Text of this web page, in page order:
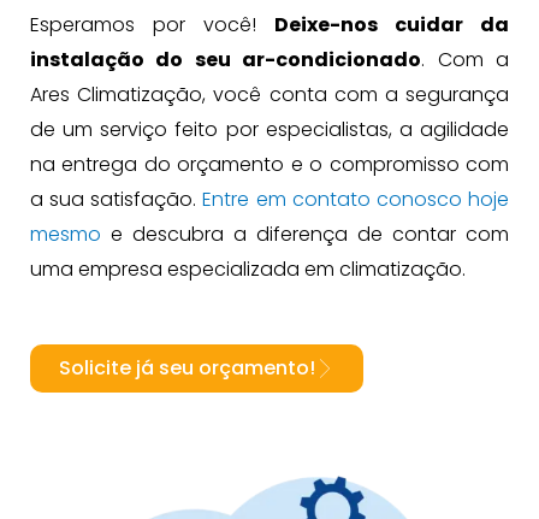
Esperamos por você! Deixe-nos cuidar da
instalação do seu ar-condicionado. Com a
Ares Climatização, você conta com a segurança
de um serviço feito por especialistas, a agilidade
na entrega do orçamento e o compromisso com
a sua satisfação.Entre em contato conosco hoje
mesmo e descubra a diferença de contar com
uma empresa especializada em climatização.
Solicite já seu orçamento!